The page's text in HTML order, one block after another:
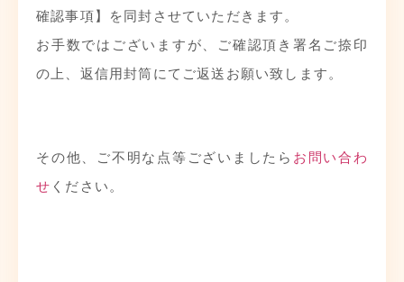
確認事項】を同封させていただきます。
お手数ではございますが、ご確認頂き署名ご捺印
の上、返信用封筒にてご返送お願い致します。
その他、ご不明な点等ございましたら お問い合わ
せ ください。